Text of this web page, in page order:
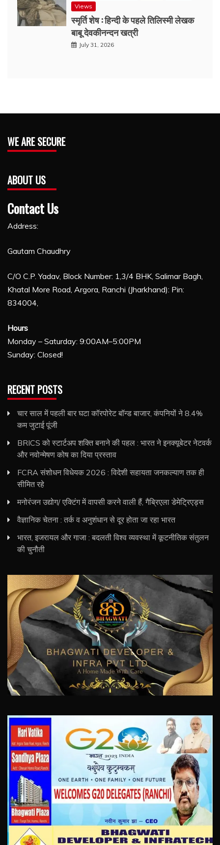
Views
स्मृर्ति शेष : हिन्दी के पहले तिलिस्मी लेखक
बाबू देवकीनन्दन खत्री
July 31, 2026
WE ARE SECURE
ABOUT US
Contact Us
Address:
Gautam Chaudhry
C/O C.P. Yadav, Block Number: 1,3/4 BHK, Salimar Bagh,
Khatal More Road, Argora, Ranchi (Jharkhand): Pin:
834004,
Hours
Monday – Saturday: 9:00AM–5:00PM
Sunday: Closed!
RECENT POSTS
चार साल में पहली बार घटा कॉरपोरेट बॉन्ड बाजार, कंपनियों ने 8.4%
कम जुटाई पूंजी
BRICS को स्टार्टअप शक्ति बनाने की पहल : भारत ने इनक्यूबेटर नेटवर्क
और नवोन्मेषण कोष का दिया प्रस्ताव
FCRA संशोधन विधेयक 2026 : विदेशी सहायता जनकल्याण तक ही
सीमित रहे
मनोरंजन उद्योग/ एक्टिंग में वापसी करने वाली हैं, गैब्रिएला डेमेट्रिएड्स
वैज्ञानिक चेतना : तर्क व अनुशंधान से दूर होता जा रहा भारत
भारत, इजरायल और गाजा : बदलती विश्व व्यवस्था में कूटनीतिक संतुलन
की चुनौती